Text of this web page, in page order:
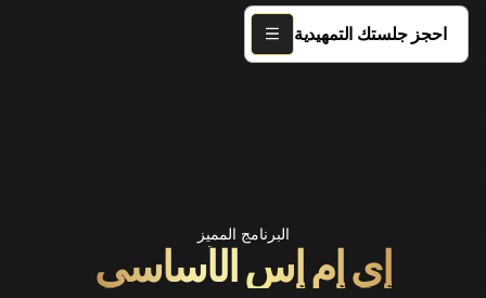
احجز جلستك التمهيدية
البرنامج المميز
إي إم إس الأساسي